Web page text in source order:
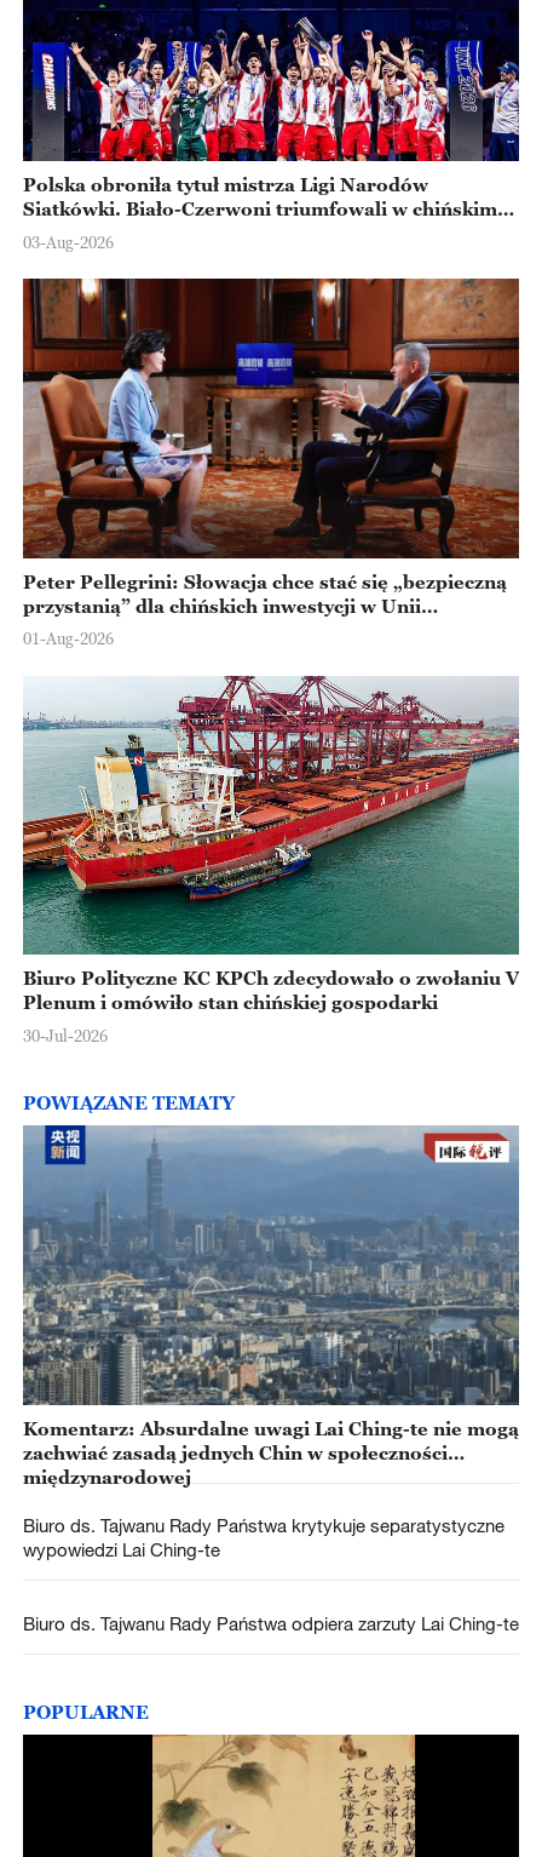
Polska obroniła tytuł mistrza Ligi Narodów
Siatkówki. Biało-Czerwoni triumfowali w chińskim
Ningbo
03-Aug-2026
Peter Pellegrini: Słowacja chce stać się „bezpieczną
przystanią” dla chińskich inwestycji w Unii
Europejskiej
01-Aug-2026
Biuro Polityczne KC KPCh zdecydowało o zwołaniu V
Plenum i omówiło stan chińskiej gospodarki
30-Jul-2026
POWIĄZANE TEMATY
Komentarz: Absurdalne uwagi Lai Ching-te nie mogą
zachwiać zasadą jednych Chin w społeczności
międzynarodowej
Biuro ds. Tajwanu Rady Państwa krytykuje separatystyczne
wypowiedzi Lai Ching-te
Biuro ds. Tajwanu Rady Państwa odpiera zarzuty Lai Ching-te
POPULARNE